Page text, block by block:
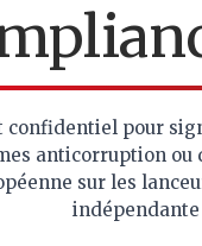
confidentiel pour
anticorruption
sur les
indépendante